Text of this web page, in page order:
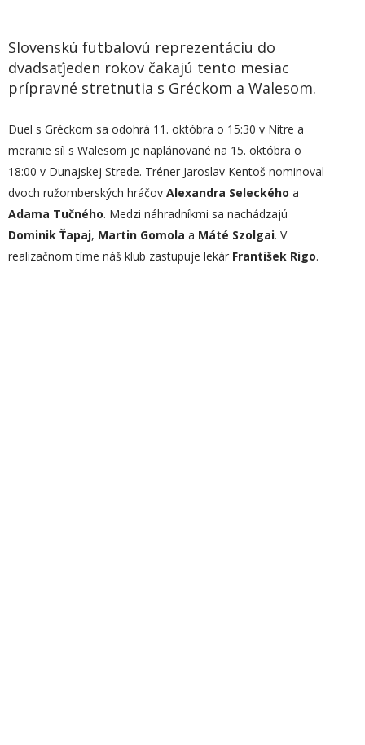
Slovenskú futbalovú reprezentáciu do
dvadsaťjeden rokov čakajú tento mesiac
prípravné stretnutia s Gréckom a Walesom.
Duel s Gréckom sa odohrá 11. októbra o 15:30 v Nitre a
meranie síl s Walesom je naplánované na 15. októbra o
18:00 v Dunajskej Strede. Tréner Jaroslav Kentoš nominoval
dvoch ružomberských hráčov Alexandra Seleckého a
Adama Tučného. Medzi náhradníkmi sa nachádzajú
Dominik Ťapaj, Martin Gomola a Máté Szolgai. V
realizačnom tíme náš klub zastupuje lekár František Rigo.